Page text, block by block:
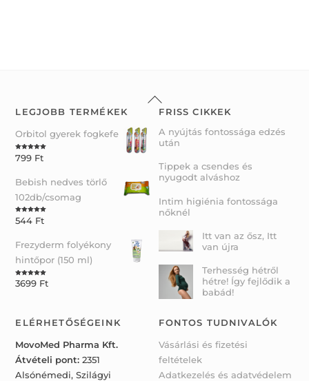
Back
To
LEGJOBB TERMÉKEK
Orbitol gyerek fogkefe
Rated5.00
out of 5
799 Ft
Bebish nedves törlő
102db/csomag
Rated5.00
out of 5
544 Ft
Frezyderm folyékony
hintőpor (150 ml)
Rated5.00
out of 5
3699 Ft
FRISS CIKKEK
A nyújtás fontossága edzés
után
Tippek a csendes és
nyugodt alváshoz
Intim higiénia fontossága
nőknél
Itt van az ősz, Itt
van újra
Terhesség hétről
hétre! Így fejlődik a
babád!
ELÉRHETŐSÉGEINK
MovoMed Pharma Kft.
Átvételi pont: 2351
Alsónémedi, Szilágyi
FONTOS TUDNIVALÓK
Vásárlási és fizetési
feltételek
Adatkezelés és adatvédelem